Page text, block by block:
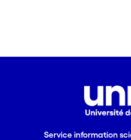
Service information